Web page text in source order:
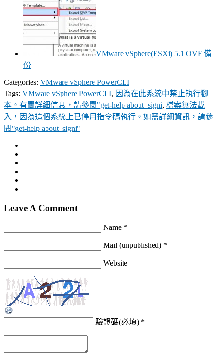
VMware vSphere(ESXi) 5.1 OVF 備
份
Categories: VMware vSphere PowerCLI
Tags: VMware vSphere PowerCLI, 因為在此系統中禁止執行腳
本。有關詳細信息，請參閱"get-help about_signi, 檔案無法載
入，因為這個系統上已停用指令碼執行。如需詳細資訊，請參
閱"get-help about_signi"
Leave A Comment
Name *
Mail (unpublished) *
Website
驗證碼(必填) *